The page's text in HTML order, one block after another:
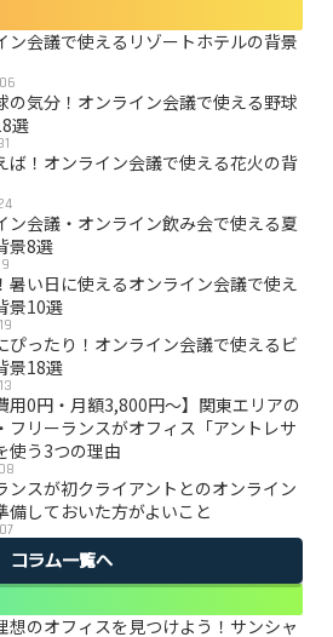
ン会議で使えるリゾートホテルの背景
の気分！オンライン会議で使える野球
選
ば！オンライン会議で使える花火の背
ン会議・オンライン飲み会で使える夏
景8選
暑い日に使えるオンライン会議で使え
景10選
ぴったり！オンライン会議で使えるビ
景18選
用0円・月額3,800円〜】関東エリアの
フリーランスがオフィス「アントレサ
使う3つの理由
ンスが初クライアントとのオンライン
備しておいた方がよいこと
コラム一覧へ
想のオフィスを見つけよう！サンシャ